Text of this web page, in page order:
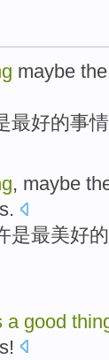
maybe
最好的事情
, maybe
.
是最美好
a good
!